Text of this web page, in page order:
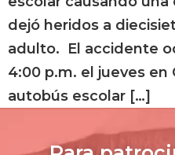
dejó heridos a
adulto. El accidente
4:00 p.m. el jueves en
autobús escolar […]